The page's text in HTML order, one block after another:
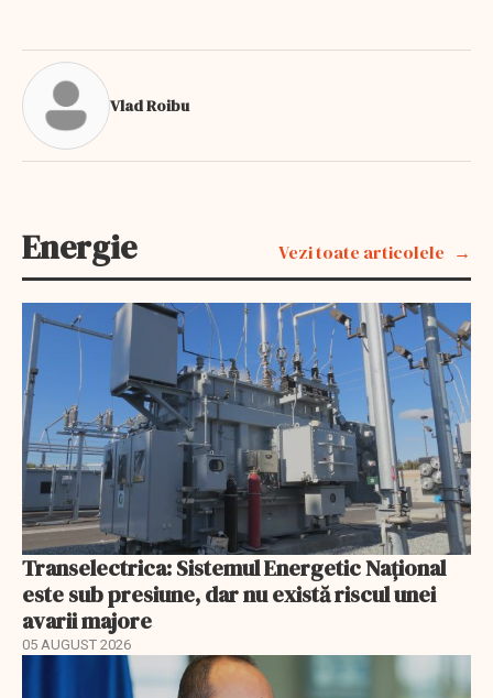
Vlad Roibu
Energie Vezi toate articolele
Transelectrica: Sistemul Energetic Național
este sub presiune, dar nu există riscul unei
avarii majore
05 AUGUST 2026